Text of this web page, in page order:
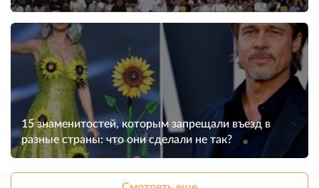
15 знаменитостей, которым запрещали въезд в
разные страны: что они сделали не так?